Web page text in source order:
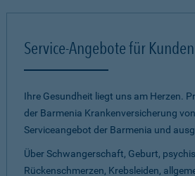
Service-Angebote für Kunden
Ihre Gesundheit liegt uns am Herzen.
der Barmenia Krankenversicherung
Serviceangebot der Barmenia und
Über Schwangerschaft, Geburt,
Rückenschmerzen, Krebsleiden,